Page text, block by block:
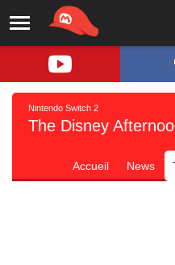
Nintendo Switch 2
The Disney
Accueil News